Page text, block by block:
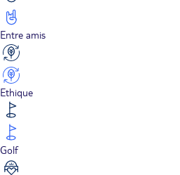
Entre amis
Ethique
Golf